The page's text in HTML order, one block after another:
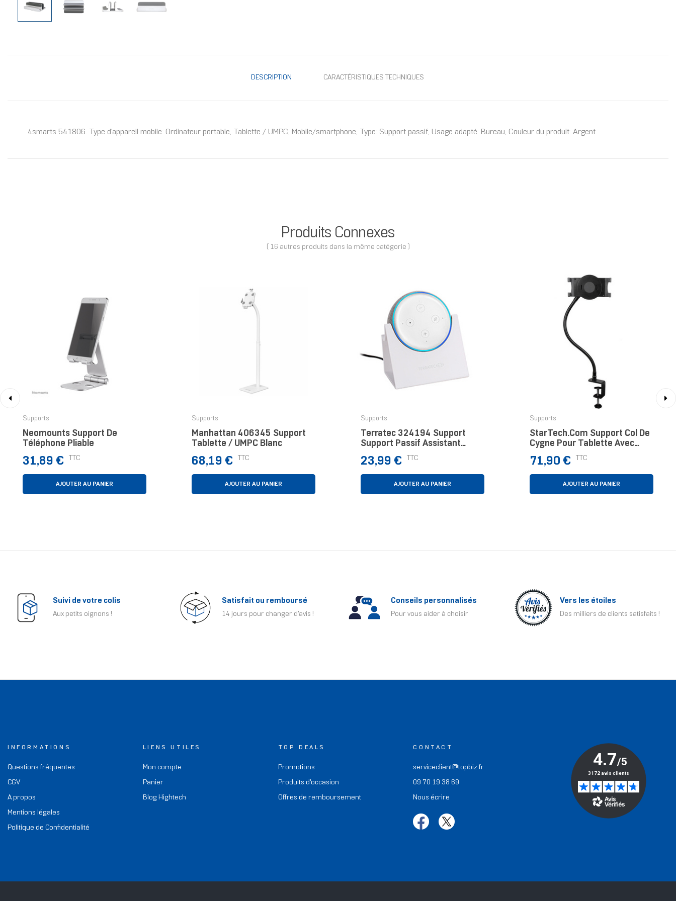
DESCRIPTION CARACTÉRISTIQUES TECHNIQUES
4smarts 541806. Type d'appareil mobile: Ordinateur portable, Tablette / UMPC, Mobile/smartphone, Type: Support passif, Usage adapté: Bureau, Couleur du produit: Argent
Produits Connexes
( 16 autres produits dans la même catégorie )
Supports
Neomounts Support De
Téléphone Pliable
Prix
31,89 € TTC
AJOUTER AU PANIER
Supports
Manhattan 406345 Support
Tablette / UMPC Blanc
Prix
68,19 € TTC
AJOUTER AU PANIER
Supports
Terratec 324194 Support
Support Passif Assistant
Virtuel Blanc
Prix
23,99 € TTC
AJOUTER AU PANIER
Supports
StarTech.com Support Col De
Cygne Pour Tablette Avec
Fixation De Bureau
Prix
71,90 € TTC
AJOUTER AU PANIER
Suivi de votre colis
Aux petits oignons !
Satisfait ou remboursé
14 jours pour changer d'avis !
Conseils personnalisés
Pour vous aider à choisir
Vers les étoiles
Des milliers de clients satisfaits !
INFORMATIONS
Questions fréquentes
CGV
A propos
Mentions légales
Politique de Confidentialité
LIENS UTILES
Mon compte
Panier
Blog Hightech
TOP DEALS
Promotions
Produits d'occasion
Offres de remboursement
CONTACT
serviceclient@topbiz.fr
09 70 19 38 69
Nous écrire